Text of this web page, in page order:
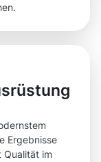
Ergebnisse
Qualität im